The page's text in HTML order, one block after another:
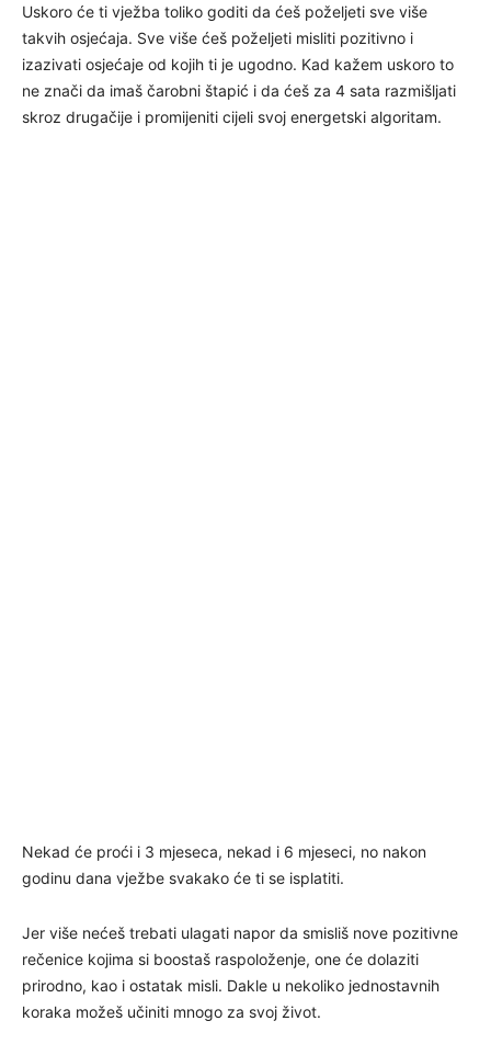
Uskoro će ti vježba toliko goditi da ćeš poželjeti sve više
takvih osjećaja. Sve više ćeš poželjeti misliti pozitivno i
izazivati osjećaje od kojih ti je ugodno. Kad kažem uskoro to
ne znači da imaš čarobni štapić i da ćeš za 4 sata razmišljati
skroz drugačije i promijeniti cijeli svoj energetski algoritam.
Nekad će proći i 3 mjeseca, nekad i 6 mjeseci, no nakon
godinu dana vježbe svakako će ti se isplatiti.
Jer više nećeš trebati ulagati napor da smisliš nove pozitivne
rečenice kojima si boostaš raspoloženje, one će dolaziti
prirodno, kao i ostatak misli. Dakle u nekoliko jednostavnih
koraka možeš učiniti mnogo za svoj život.